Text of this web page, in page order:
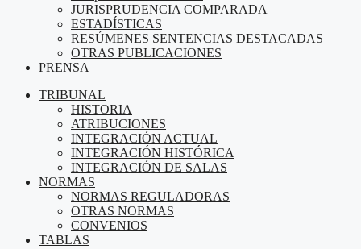
JURISPRUDENCIA COMPARADA
ESTADÍSTICAS
RESÚMENES SENTENCIAS DESTACADAS
OTRAS PUBLICACIONES
PRENSA
TRIBUNAL
HISTORIA
ATRIBUCIONES
INTEGRACIÓN ACTUAL
INTEGRACIÓN HISTÓRICA
INTEGRACIÓN DE SALAS
NORMAS
NORMAS REGULADORAS
OTRAS NORMAS
CONVENIOS
TABLAS